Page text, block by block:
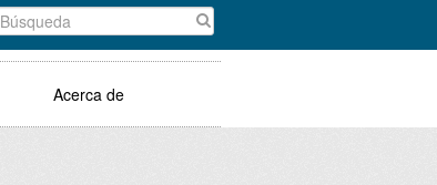
Acerca de